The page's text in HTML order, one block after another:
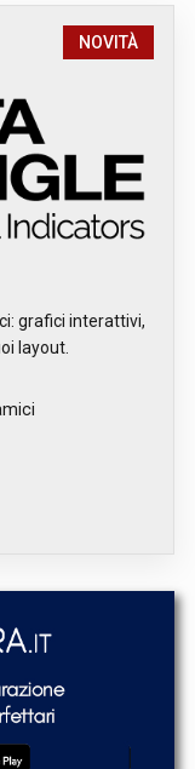
NOVITÀ
grafici interattivi,
layout.